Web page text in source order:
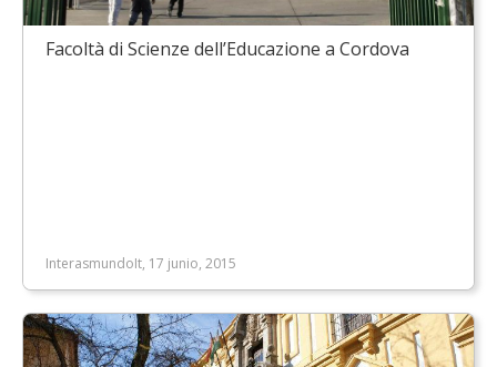
Facoltà di Scienze dell’Educazione a Cordova
InterasmundoIt, 17 junio, 2015